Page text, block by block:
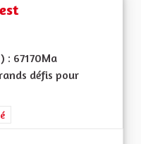
: 67170Ma
défis pour
: Les services publics en